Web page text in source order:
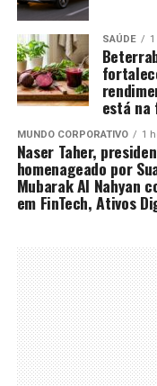
SAÚDE
está na
MUNDO CORPORATIVO 1
Naser Taher,
homenageado por
Mubarak Al Nahyan
em FinTech, Ativos